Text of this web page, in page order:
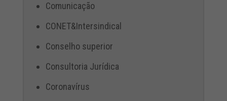
Comunicação
CONET&Intersindical
Conselho superior
Consultoria Jurídica
Coronavírus